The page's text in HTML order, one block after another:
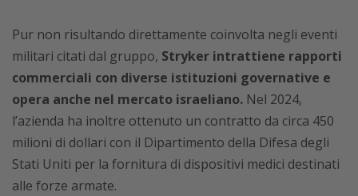
Pur non risultando direttamente coinvolta negli eventi
militari citati dal gruppo, Stryker intrattiene rapporti
commerciali con diverse istituzioni governative e
opera anche nel mercato israeliano. Nel 2024,
l’azienda ha inoltre ottenuto un contratto da circa 450
milioni di dollari con il Dipartimento della Difesa degli
Stati Uniti per la fornitura di dispositivi medici destinati
alle forze armate.